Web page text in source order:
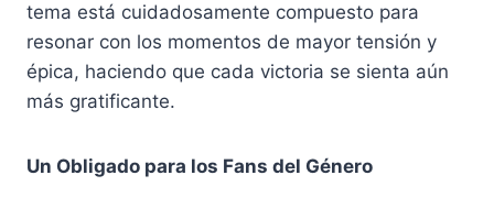
tema está cuidadosamente compuesto para
resonar con los momentos de mayor tensión y
épica, haciendo que cada victoria se sienta aún
más gratificante.
Un Obligado para los Fans del Género